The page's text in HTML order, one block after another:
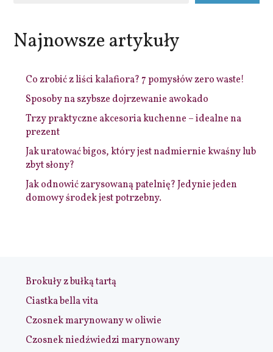
Najnowsze artykuły
Co zrobić z liści kalafiora? 7 pomysłów zero waste!
Sposoby na szybsze dojrzewanie awokado
Trzy praktyczne akcesoria kuchenne – idealne na
prezent
Jak uratować bigos, który jest nadmiernie kwaśny lub
zbyt słony?
Jak odnowić zarysowaną patelnię? Jedynie jeden
domowy środek jest potrzebny.
Brokuły z bułką tartą
Ciastka bella vita
Czosnek marynowany w oliwie
Czosnek niedźwiedzi marynowany